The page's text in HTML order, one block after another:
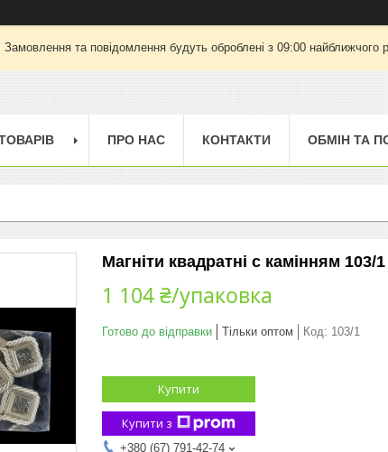
Замовлення та повідомлення будуть оброблені з 09:00 найближчого
ПРО НАС КОНТАКТИ ОБМІН ТА
Магніти квадратні с камінням 103/1
1 104 ₴/упаковка
Готово до відправки Тільки оптом Код: 103/1
Купити
Купити з
+380 (67) 791-42-74